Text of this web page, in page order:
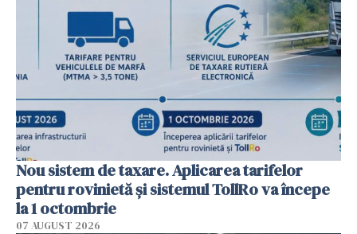
Nou sistem de taxare. Aplicarea tarifelor
pentru rovinietă şi sistemul TollRo va începe
la 1 octombrie
07 AUGUST 2026